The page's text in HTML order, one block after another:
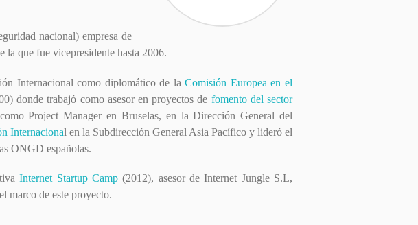
nacional) empresa de
que fue vicepresidente hasta 2006.
Internacional como diplomático de laComisión Europea en el
donde trabajó como asesor en proyectos de fomento del sector
Project Manager en Bruselas, en la Dirección General del
Internacional en la Subdirección General Asia Pacífico y lideró el
ONGD españolas.
Internet Startup Camp (2012), asesor de Internet Jungle S.L,
marco de este proyecto.